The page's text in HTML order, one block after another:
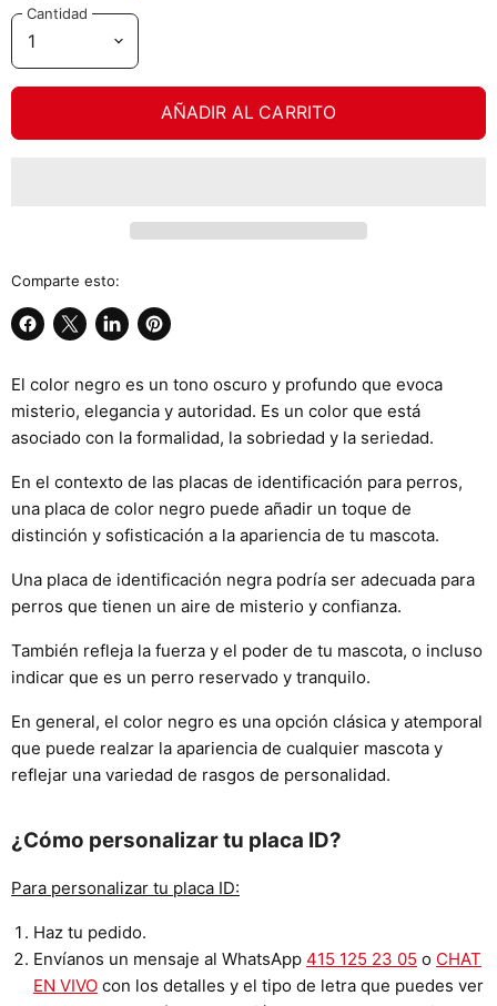
Cantidad
AÑADIR AL CARRITO
Comparte esto:
Compartir
Facebook
Compartir
X
Compartir
LinkedIn
Guardar
Pinterest
El color negro es un tono oscuro y profundo que evoca
misterio, elegancia y autoridad. Es un color que está
asociado con la formalidad, la sobriedad y la seriedad.
En el contexto de las placas de identificación para perros,
una placa de color negro puede añadir un toque de
distinción y sofisticación a la apariencia de tu mascota.
Una placa de identificación negra podría ser adecuada para
perros que tienen un aire de misterio y confianza.
También refleja la fuerza y el poder de tu mascota, o incluso
indicar que es un perro reservado y tranquilo.
En general, el color negro es una opción clásica y atemporal
que puede realzar la apariencia de cualquier mascota y
reflejar una variedad de rasgos de personalidad.
¿Cómo personalizar tu placa ID?
Para personalizar tu placa ID:
Haz tu pedido.
Envíanos un mensaje al WhatsApp 415 125 23 05 o CHAT
EN VIVO con los detalles y el tipo de letra que puedes ver